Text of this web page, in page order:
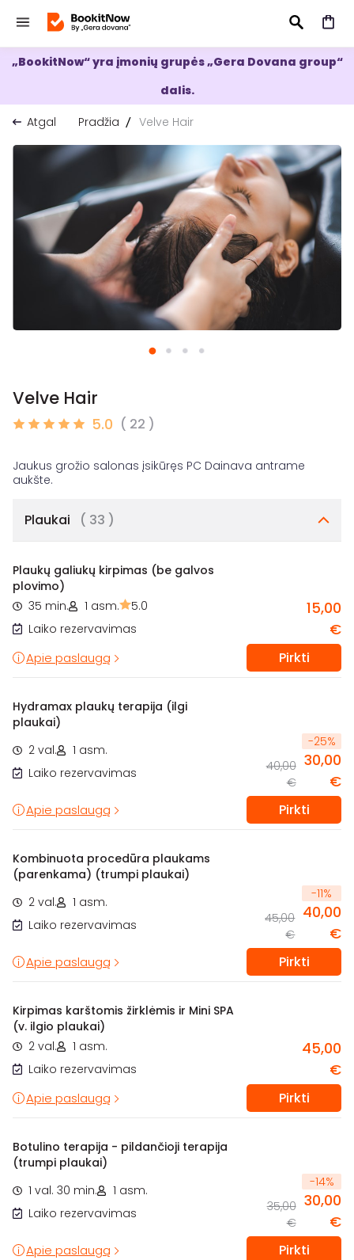
IEŠKOTI
„BookitNow“ yra įmonių grupės „Gera Dovana group“
dalis.
Atgal
Pradžia Velve Hair
Velve Hair
5.0 ( 22 )
Jaukus grožio salonas įsikūręs PC Dainava antrame
Plaukai ( 33 )
Plaukų galiukų kirpimas (be galvos
plovimo)
35 min.
1 asm.
5.0
Laiko rezervavimas
15,00
€
Apie paslaugą Pirkti
Hydramax plaukų terapija (ilgi
plaukai)
2 val.
1 asm.
Laiko rezervavimas
-25%
40,00
€
30,00
€
Apie paslaugą Pirkti
Kombinuota procedūra plaukams
(parenkama) (trumpi plaukai)
2 val.
1 asm.
Laiko rezervavimas
-11%
45,00
€
40,00
€
Apie paslaugą Pirkti
Kirpimas karštomis žirklėmis ir Mini SPA
(v. ilgio plaukai)
2 val.
1 asm.
Laiko rezervavimas
45,00
€
Apie paslaugą Pirkti
Botulino terapija - pildančioji terapija
(trumpi plaukai)
1 val. 30 min.
1 asm.
Laiko rezervavimas
-14%
35,00
€
30,00
€
Apie paslaugą Pirkti